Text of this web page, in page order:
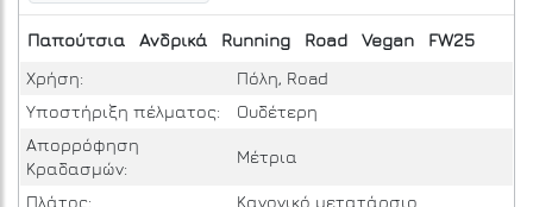
Παπούτσια Ανδρικά Running Road Vegan
FW25
Χρήση:
Πόλη, Road
Υποστήριξη πέλματος:
Ουδέτερη
Απορρόφηση
Κραδασμών:
Μέτρια
Πλάτος:
Κανονικό μετατάρσιο